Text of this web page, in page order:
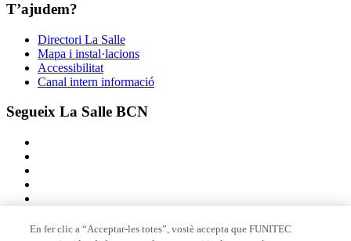
T’ajudem?
Directori La Salle
Mapa i instal·lacions
Accessibilitat
Canal intern informació
Segueix La Salle BCN
En fer clic a “Acceptar-les totes”, vostè accepta que FUNITEC